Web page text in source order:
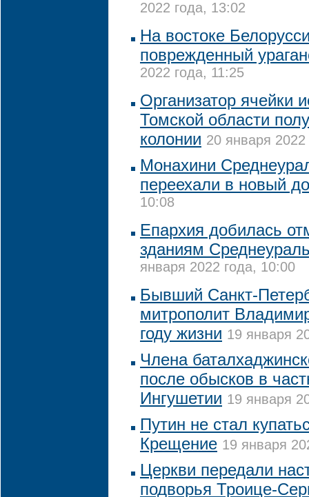
2022 года, 13:02
На востоке
поврежденный
2022 года, 11:25
Организатор ячейки
Томской области
колонии 20 января
Монахини
переехали в новый
10:08
Епархия добилась
зданиям
января 2022 года, 10:00
Бывший Санкт-
митрополит
году жизни 19 января
Члена
после обысков в
Ингушетии 19 января
Путин не стал
Крещение 19 января
Церкви передали
подворья Троице-